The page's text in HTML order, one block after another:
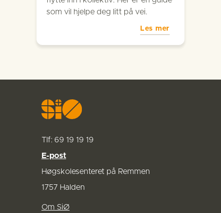
som vil hjelpe deg litt på vei.
Les mer
Tlf: 69 19 19 19
E-post
Høgskolesenteret på Remmen
1757 Halden
Om SiØ